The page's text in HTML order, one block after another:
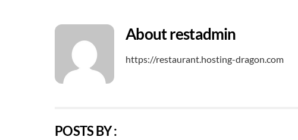
Aboutrestadmin
https://restaurant.hosting-dragon.com
POSTS BY :